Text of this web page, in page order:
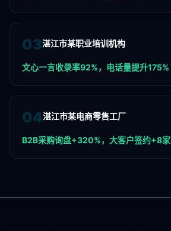
03湛江市某职业培训机构
文心一言收录率92%，电话量提升175%
04湛江市某电商零售工厂
B2B采购询盘+320%，大客户签约+8家